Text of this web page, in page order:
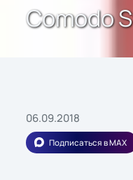
Comodo
06.09.2018
Подписаться в MAX